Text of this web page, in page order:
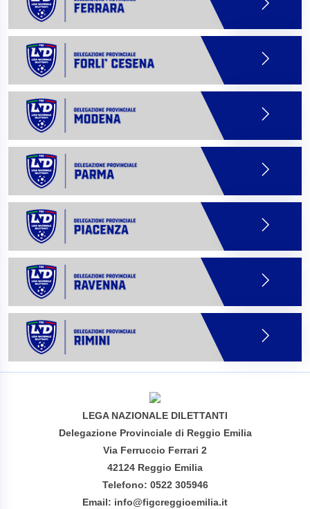
LEGA NAZIONALE DILETTANTI
Delegazione Provinciale di Reggio Emilia
Via Ferruccio Ferrari 2
42124 Reggio Emilia
Telefono: 0522 305946
Email: info@figcreggioemilia.it